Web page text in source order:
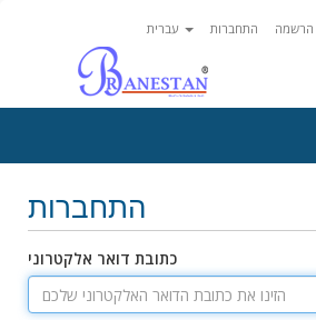
התחברות הרשמה
התחברות
כתובת דואר אלקטרוני